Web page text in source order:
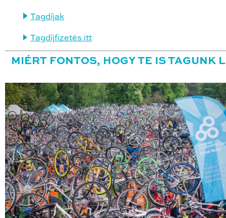
Tagdíjak
Tagdíjfizetés itt
MIÉRT FONTOS, HOGY TE IS TAGUNK